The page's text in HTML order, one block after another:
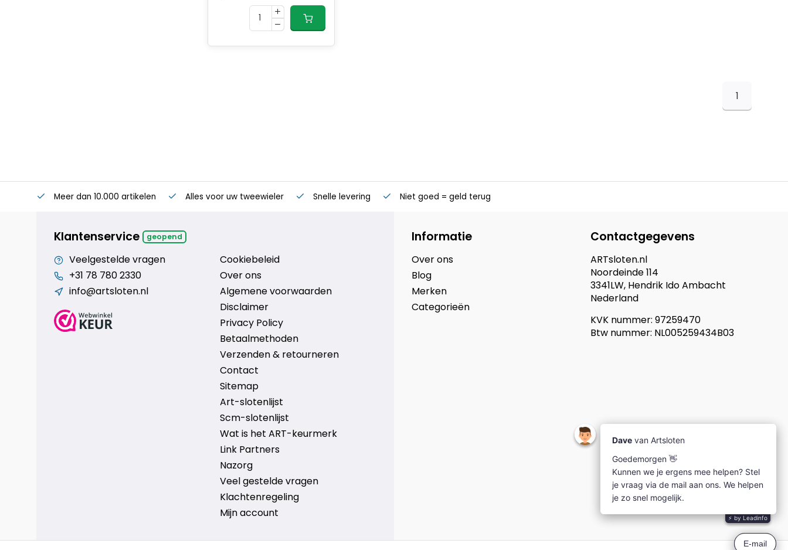
1
Meer dan 10.000 artikelen Alles voor uw tweewieler Snelle levering Niet goed = geld terug
Klantenservice geopend
Veelgestelde vragen
+31 78 780 2330
info@artsloten.nl
Cookiebeleid
Over ons
Algemene voorwaarden
Disclaimer
Privacy Policy
Betaalmethoden
Verzenden & retourneren
Contact
Sitemap
Art-slotenlijst
Scm-slotenlijst
Wat is het ART-keurmerk
Link Partners
Nazorg
Veel gestelde vragen
Klachtenregeling
Mijn account
Informatie
Over ons
Blog
Merken
Categorieën
Contactgegevens
ARTsloten.nl
Noordeinde 114
3341LW, Hendrik Ido Ambacht
Nederland
KVK nummer: 97259470
Btw nummer: NL005259434B03